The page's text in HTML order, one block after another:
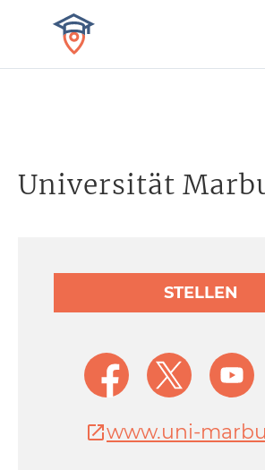
Universität
STELLEN
www.uni-